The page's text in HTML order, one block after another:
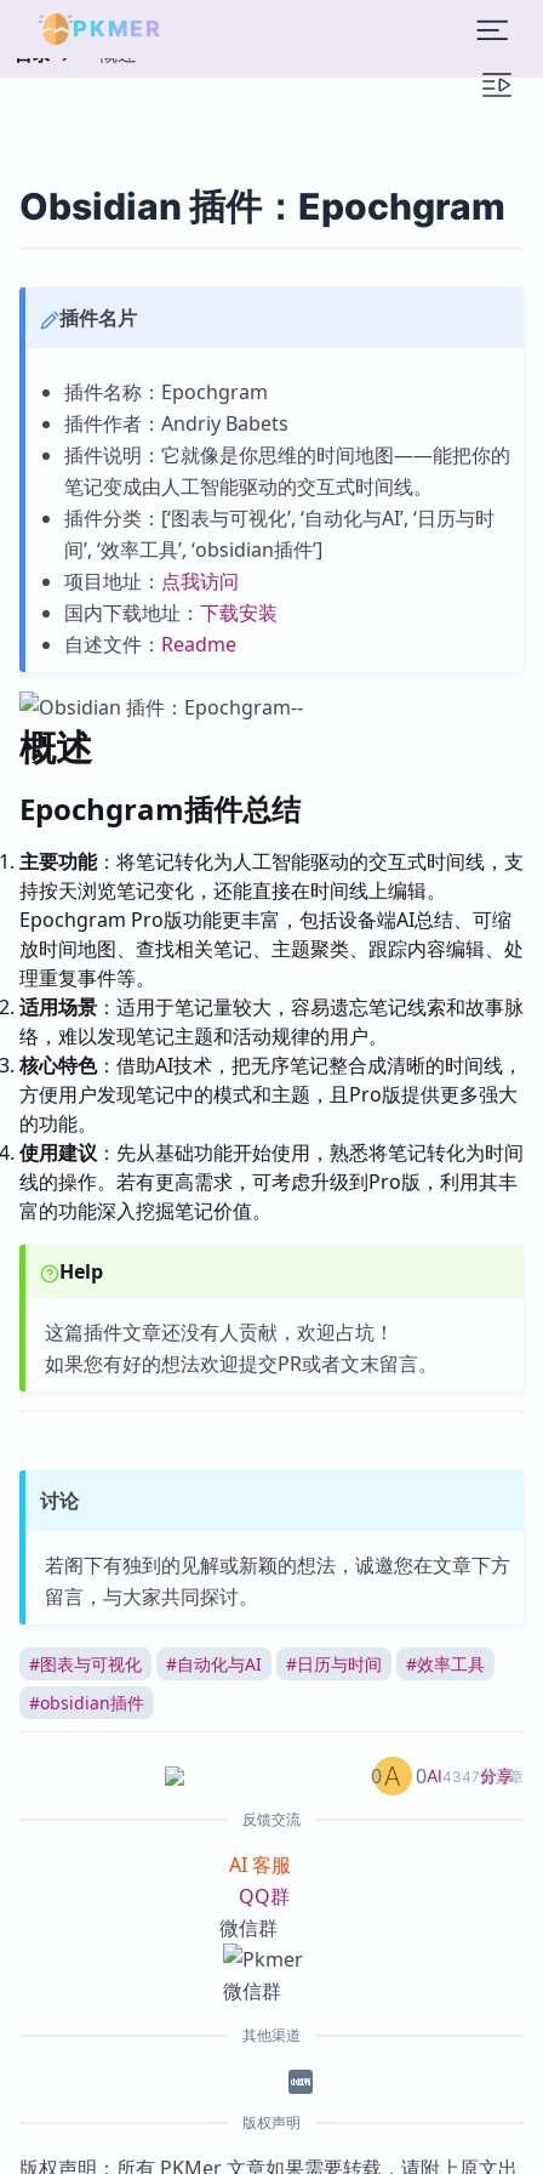
PKMER
目录 概述
Obsidian 插件：Epochgram
插件名片
插件名称：Epochgram
插件作者：Andriy Babets
插件说明：它就像是你思维的时间地图——能把你的
笔记变成由人工智能驱动的交互式时间线。
插件分类：[‘图表与可视化’, ‘自动化与AI’, ‘日历与时
间’, ‘效率工具’, ‘obsidian插件’]
项目地址： 点我访问
国内下载地址： 下载安装
自述文件： Readme
概述
Epochgram插件总结
主要功能：将笔记转化为人工智能驱动的交互式时间线，支
持按天浏览笔记变化，还能直接在时间线上编辑。
Epochgram Pro版功能更丰富，包括设备端AI总结、可缩
放时间地图、查找相关笔记、主题聚类、跟踪内容编辑、处
理重复事件等。
适用场景 ：适用于笔记量较大，容易遗忘笔记线索和故事脉
络，难以发现笔记主题和活动规律的用户。
核心特色：借助AI技术，把无序笔记整合成清晰的时间线，
方便用户发现笔记中的模式和主题，且Pro版提供更多强大
的功能。
使用建议 ：先从基础功能开始使用，熟悉将笔记转化为时间
线的操作。若有更高需求，可考虑升级到Pro版，利用其丰
富的功能深入挖掘笔记价值。
Help
这篇插件文章还没有人贡献，欢迎占坑！
如果您有好的想法欢迎提交PR或者文末留言。
讨论
若阁下有独到的见解或新颖的想法，诚邀您在文章下方
留言，与大家共同探讨。
#图表与可视化 #自动化与AI #日历与时间 #效率工具
#obsidian插件
AI4347篇文章
0 0 分享
反馈交流
AI 客服
QQ群
微信群
其他渠道
版权声明
版权声明：所有 PKMer 文章如果需要转载，请附上原文出